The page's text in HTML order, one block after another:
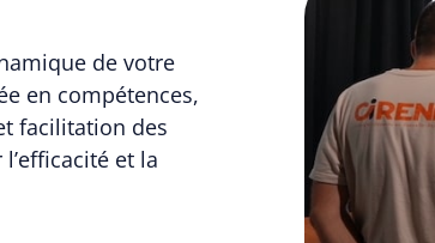
de votre
en compétences,
facilitation des
et la